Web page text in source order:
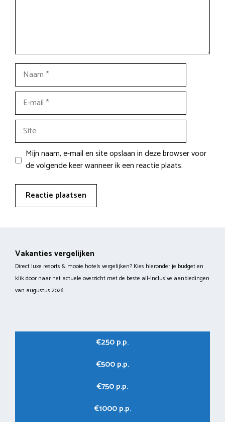
Naam
mail
Site
Mijn naam, e-mail en site opslaan in deze browser voor
de volgende keer wanneer ik een reactie plaats.
Vakanties vergelijken
Direct luxe resorts & mooie hotels vergelijken? Kies hieronder je budget en
klik door naar het actuele overzicht met de beste all-inclusive aanbiedingen
van augustus 2026.
€250 p.p.
€500 p.p.
€750 p.p.
€1000 p.p.